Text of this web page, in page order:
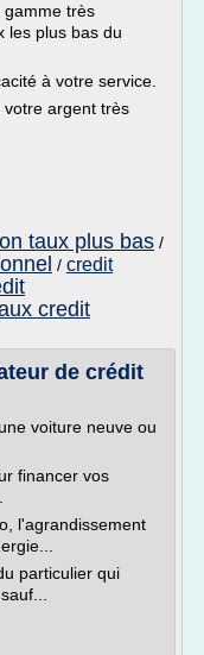
gamme très
les plus bas du
à votre service.
votre argent très
taux plus bas /
/ credit
credit
de crédit
voiture neuve ou
financer vos
l'agrandissement
particulier qui